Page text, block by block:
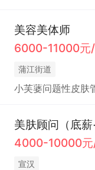
美容美体师
6000-11000元/
蒲江街道
小芙蔢问题性皮肤
美肤顾问（底薪
4000-10000元
宣汉